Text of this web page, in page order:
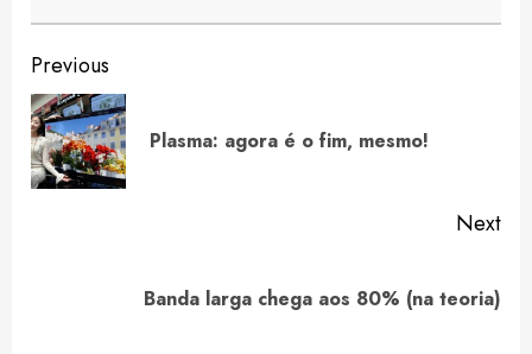
Continue
Reading
Previous
Plasma: agora é o fim, mesmo!
Next
Banda larga chega aos 80% (na teoria)